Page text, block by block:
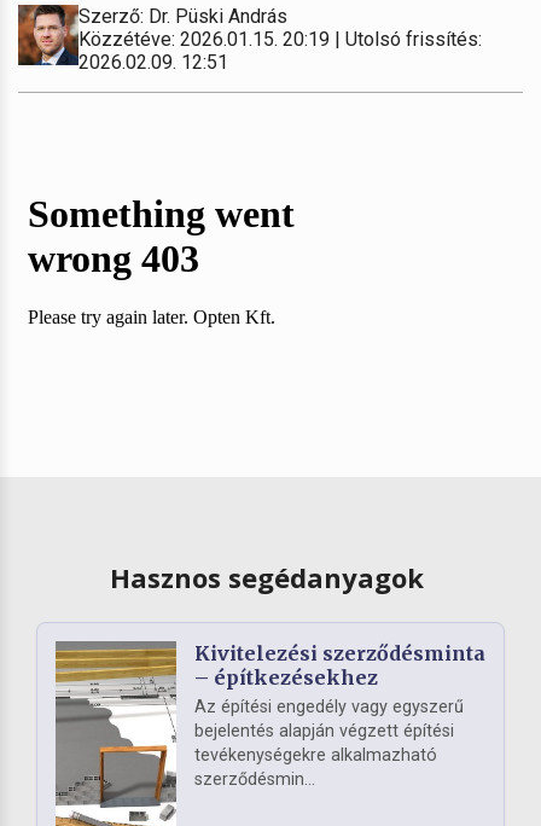
Szerző: Dr. Püski András
Közzétéve: 2026.01.15. 20:19 | Utolsó frissítés:
2026.02.09. 12:51
Hasznos segédanyagok
Kivitelezési szerződésminta
– építkezésekhez
Az építési engedély vagy egyszerű
bejelentés alapján végzett építési
tevékenységekre alkalmazható
szerződésmin...